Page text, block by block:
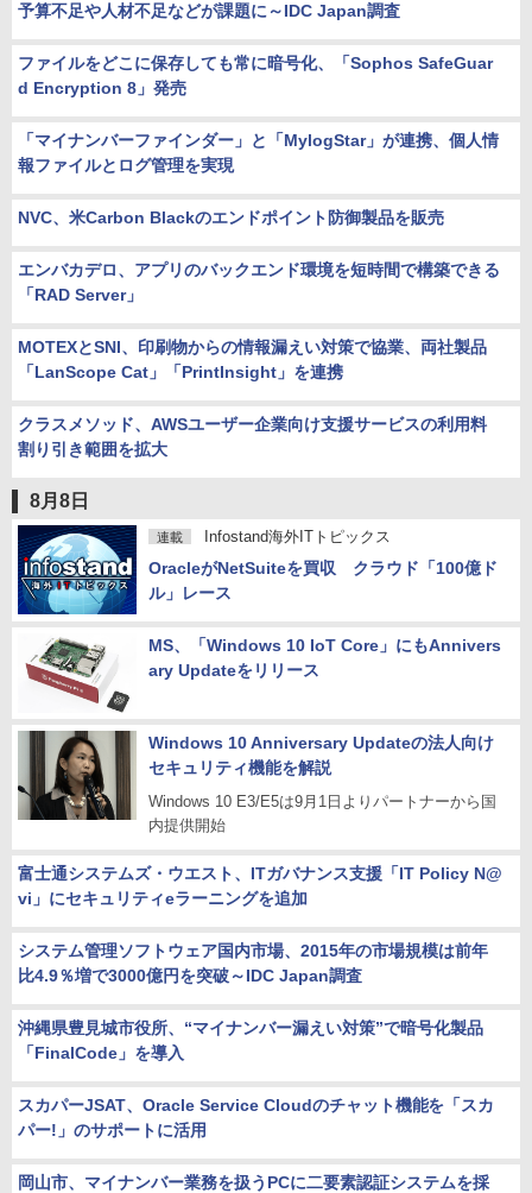
予算不足や人材不足などが課題に～IDC Japan調査
ファイルをどこに保存しても常に暗号化、「Sophos SafeGuar
d Encryption 8」発売
「マイナンバーファインダー」と「MylogStar」が連携、個人情
報ファイルとログ管理を実現
NVC、米Carbon Blackのエンドポイント防御製品を販売
エンバカデロ、アプリのバックエンド環境を短時間で構築できる
「RAD Server」
MOTEXとSNI、印刷物からの情報漏えい対策で協業、両社製品
「LanScope Cat」「PrintInsight」を連携
クラスメソッド、AWSユーザー企業向け支援サービスの利用料
割り引き範囲を拡大
8月8日
連載 Infostand海外ITトピックス
OracleがNetSuiteを買収 クラウド「100億ド
ル」レース
MS、「Windows 10 IoT Core」にもAnnivers
ary Updateをリリース
Windows 10 Anniversary Updateの法人向け
セキュリティ機能を解説
Windows 10 E3/E5は9月1日よりパートナーから国
内提供開始
富士通システムズ・ウエスト、ITガバナンス支援「IT Policy N@
vi」にセキュリティeラーニングを追加
システム管理ソフトウェア国内市場、2015年の市場規模は前年
比4.9％増で3000億円を突破～IDC Japan調査
沖縄県豊見城市役所、“マイナンバー漏えい対策”で暗号化製品
「FinalCode」を導入
スカパーJSAT、Oracle Service Cloudのチャット機能を「スカ
パー!」のサポートに活用
岡山市、マイナンバー業務を扱うPCに二要素認証システムを採